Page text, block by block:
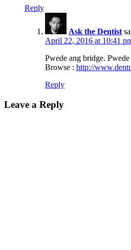
Reply
Ask the Dentist
April 22, 2016 at 10:41
Pwede ang bridge. Pwede
Browse : http://
Reply
Leave a Reply